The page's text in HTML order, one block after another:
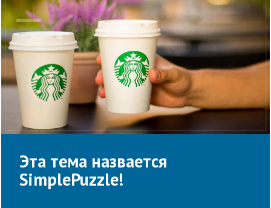
Эта тема назвается
SimplePuzzle!